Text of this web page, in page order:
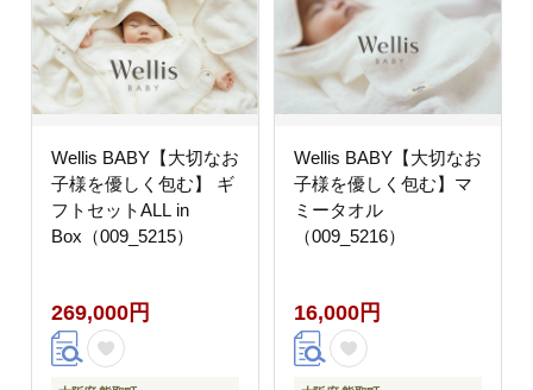
Wellis BABY【大切なお
子様を優しく包む】 ギ
フトセットALL in
Box（009_5215）
269,000円
Wellis BABY【大切なお
子様を優しく包む】マ
ミータオル
（009_5216）
16,000円